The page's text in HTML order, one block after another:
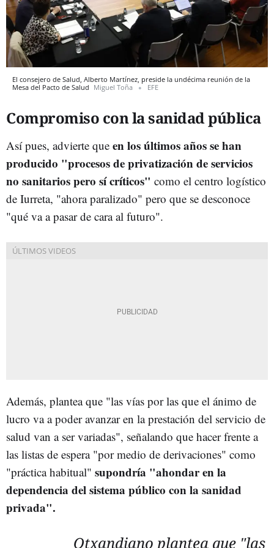
El consejero de Salud, Alberto Martínez, preside la undécima reunión de la
Mesa del Pacto de Salud Miguel Toña EFE
Compromiso con la sanidad pública
Así pues, advierte que en los últimos años se han
producido "procesos de privatización de servicios
no sanitarios pero sí críticos" como el centro logístico
de Iurreta, "ahora paralizado" pero que se desconoce
"qué va a pasar de cara al futuro".
Además, plantea que "las vías por las que el ánimo de
lucro va a poder avanzar en la prestación del servicio de
salud van a ser variadas", señalando que hacer frente a
las listas de espera "por medio de derivaciones" como
"práctica habitual" supondría "ahondar en la
dependencia del sistema público con la sanidad
privada".
Otxandiano plantea que "las